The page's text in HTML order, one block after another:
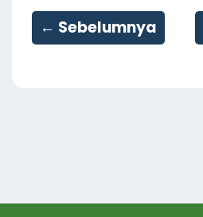
← Sebelumnya